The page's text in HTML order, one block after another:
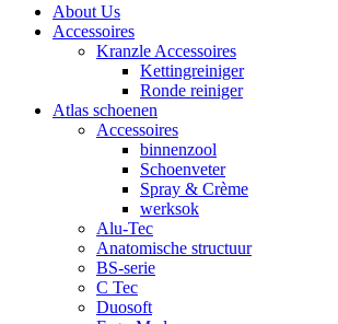
About Us
Accessoires
Kranzle Accessoires
Kettingreiniger
Ronde reiniger
Atlas schoenen
Accessoires
binnenzool
Schoenveter
Spray & Crème
werksok
Alu-Tec
Anatomische structuur
BS-serie
C Tec
Duosoft